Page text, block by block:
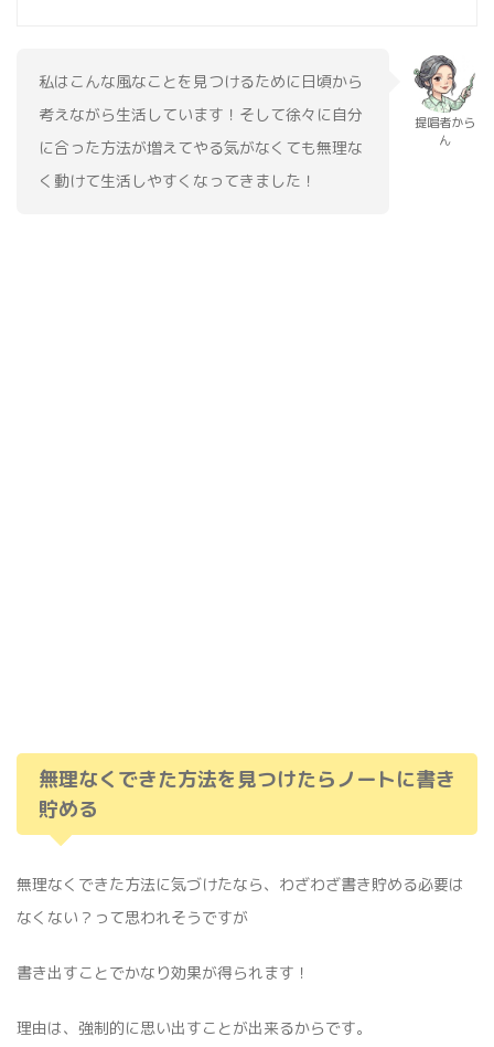
私はこんな風なことを見つけるために日頃から
考えながら生活しています！そして徐々に自分
に合った方法が増えてやる気がなくても無理な
く動けて生活しやすくなってきました！
提唱者から
ん
無理なくできた方法を見つけたらノートに書き
貯める
無理なくできた方法に気づけたなら、わざわざ書き貯める必要は
なくない？って思われそうですが
書き出すことでかなり効果が得られます！
理由は、強制的に思い出すことが出来るからです。